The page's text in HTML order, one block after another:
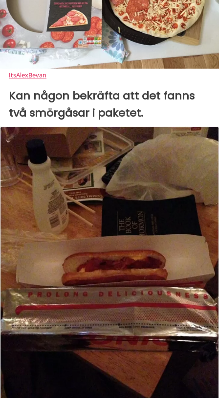
ItsAlexBevan
Kan någon bekräfta att det fanns
två smörgåsar i paketet.